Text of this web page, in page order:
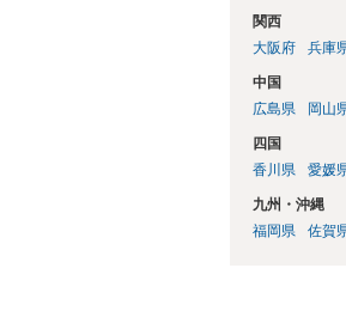
関西
大阪府
兵庫
中国
広島県
岡山
四国
香川県
愛媛
九州・沖縄
福岡県
佐賀